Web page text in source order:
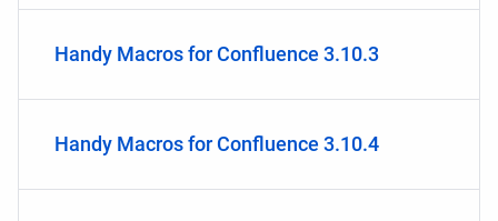
Handy Macros for Confluence 3.10.3
Handy Macros for Confluence 3.10.4